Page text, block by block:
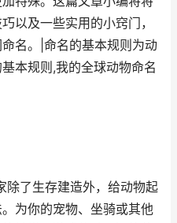
以及一些实用的小窍门，
名。|命名的基本规则为动
本规则,我的全球动物命名
除了生存建造外，给动物起
为你的宠物、坐骑或其他